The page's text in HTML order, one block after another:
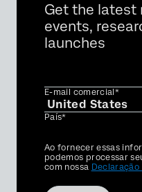
Get the latest
events,
launches
E-mail comercial*
País*
Privacy
Optin
Ao fornecer essas
podemos processar
com nossa